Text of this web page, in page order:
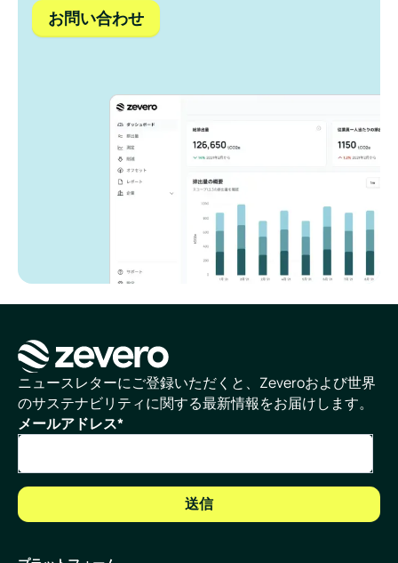
お問い合わせ
ホームページ
ニュースレターにご登録いただくと、Zeveroおよび世界
のサステナビリティに関する最新情報をお届けします。
メールアドレス*